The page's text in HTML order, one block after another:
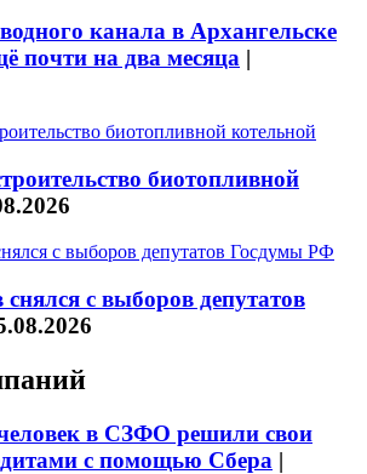
канала в Архангельске
почти на два месяца |
биотопливной
с выборов депутатов
в СЗФО решили свои
с помощью Сбера |